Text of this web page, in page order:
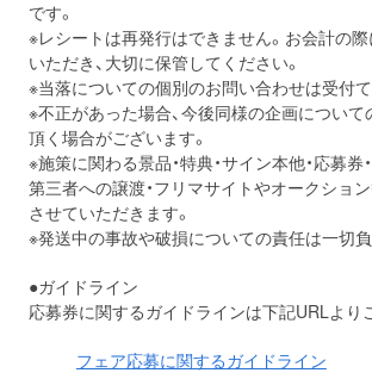
です。
※レシートは再発行はできません。お会計の
いただき、大切に保管してください。
※当落についての個別のお問い合わせは受付て
※不正があった場合、今後同様の企画につい
頂く場合がございます。
※施策に関わる景品・特典・サイン本他・応募券
第三者への譲渡・フリマサイトやオークショ
させていただきます。
※発送中の事故や破損についての責任は一切負
●ガイドライン
応募券に関するガイドラインは下記URLより
フェア応募に関するガイドライン